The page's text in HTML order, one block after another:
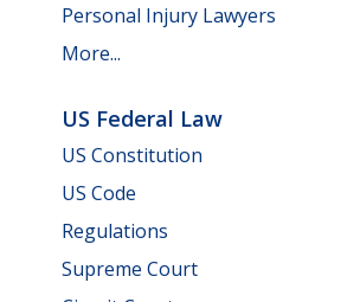
Personal Injury Lawyers
More...
US Federal Law
US Constitution
US Code
Regulations
Supreme Court